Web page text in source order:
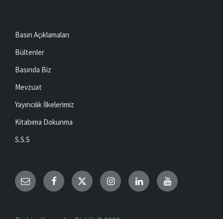
Basın Açıklamaları
Bültenler
Basında Biz
Mevzuat
Yayıncılık İlkelerimiz
Kitabıma Dokunma
S.S.S
Email Facebook TwitterInstagramLinkedInYouTube